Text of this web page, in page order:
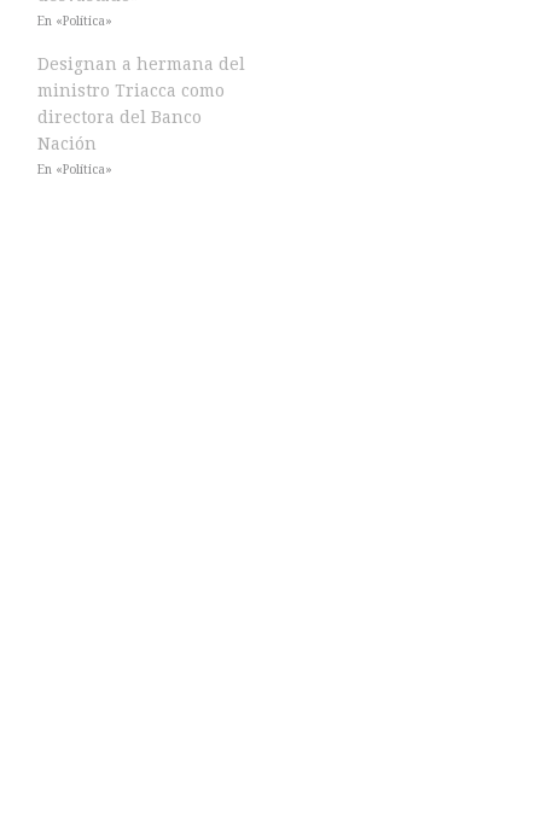
En «Política»
Designan a hermana del
ministro Triacca como
directora del Banco
Nación
En «Política»